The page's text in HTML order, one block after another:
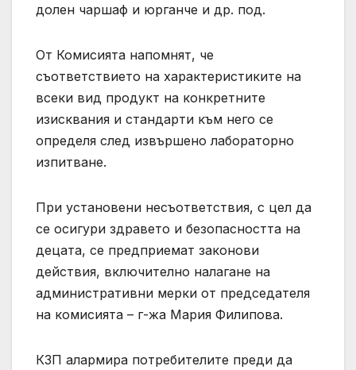
долен чаршаф и юрганче и др. под.
От Комисията напомнят, че
съответствието на характеристиките на
всеки вид продукт на конкретните
изисквания и стандарти към него се
определя след извършено лабораторно
изпитване.
При установени несъответствия, с цел да
се осигури здравето и безопасността на
децата, се предприемат законови
действия, включително налагане на
административни мерки от председателя
на комисията – г-жа Мария Филипова.
КЗП алармира потребителите преди да